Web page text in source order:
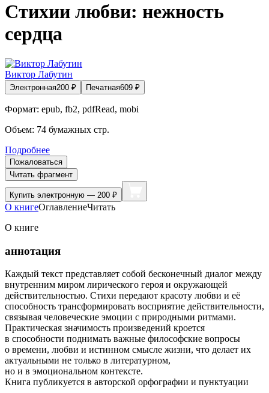
Стихии любви: нежность
сердца
Виктор Лабутин
Электронная200 ₽ Печатная609 ₽
Формат: epub, fb2, pdfRead, mobi
Объем: 74 бумажных стр.
Подробнее
Пожаловаться
Читать фрагмент
Купить электронную — 200 ₽
О книгеОглавлениеЧитать
О книге
аннотация
Каждый текст представляет собой бесконечный диалог между
внутренним миром лирического героя и окружающей
действительностью. Стихи передают красоту любви и её
способность трансформировать восприятие действительности,
связывая человеческие эмоции с природными ритмами.
Практическая значимость произведений кроется
в способности поднимать важные философские вопросы
о времени, любви и истинном смысле жизни, что делает их
актуальными не только в литературном,
но и в эмоциональном контексте.
Книга публикуется в авторской орфографии и пунктуации